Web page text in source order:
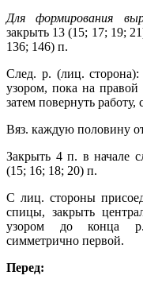
Для формирования
закрыть 13 (15; 17; 19;
136; 146) п.
След. р. (лиц.
узором, пока на
затем повернуть
Вяз. каждую половину
Закрыть 4 п. в начале
(15; 16; 18; 20) п.
С лиц. стороны
спицы, закрыть
узором до конца
симметрично первой.
Перед: